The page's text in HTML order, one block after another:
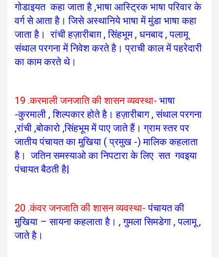
गोडाइयत कहा जाता है ,भाषा आस्ट्रिक भाषा परिवार के
वर्ग से आता है। जिसे अस्थानिये भाषा में मुंडा भाषा कहा
जाता है। रांची हज़ारीबाग़ , सिंहभूम , धनबाद , पलामू
संथाल परगना में निवेश करते है। प्राची काल में पहरेदारी
का काम करते थे।
19 .करमाली जनजाति की शासन व्यवस्था- भाषा
-कुरमाली , शिल्पकार होते है। हज़ारीबाग , संथाल परगना
,रांची ,बोकारो ,सिंहभूम में पाए जाते हैं।ग्राम स्तर पर
जातीय पंचायत का मुखिया ( प्रमुख -) मालिक कहलाता
है। जतिन समस्याओ का निपटारा के लिए सत गवइया
पंचायत बैठती है|
20 .कंवर जनजाति की शासन व्यवस्था-पंचायत की
मुखिया – सायना कहलाता है। , गुमला सिमडेगा , पलामू ,
जाते है।